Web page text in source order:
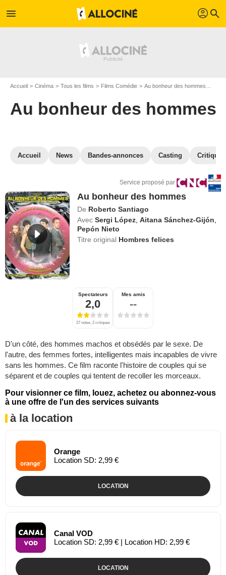
menu profil search
Accueil Cinéma Tous les films Films Comédie Au bonheur des hommes
Au bonheur des hommes
Accueil News Bandes-annonces Casting
Service proposé par
Au bonheur des hommes
De Roberto Santiago
Avec Sergi López ,Aitana Sánchez-Gijón
Pepón Nieto
Titre original Hombres felices
Spectateurs
2,0
27 notes, 2 critiques
Mes amis
--
D'un côté, des hommes machos et obsédés par le sexe. De
l'autre, des femmes fortes, intelligentes mais incapables de vivre
sans les hommes. Ce film raconte l'histoire de couples qui se
séparent et de couples qui tentent de recoller les morceaux.
Pour visionner ce film, louez, achetez ou abonnez-vous
à une offre de l'un des services suivants
à la location
Orange
Location SD: 2,99 €
LOCATION
Canal VOD
Location SD: 2,99 € | Location HD: 2,99 €
LOCATION